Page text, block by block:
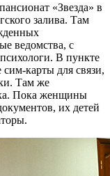
«Звезда» в
залива. Там
ведомства, с
В пункте
карты для связи,
Там же
Пока женщины
их детей